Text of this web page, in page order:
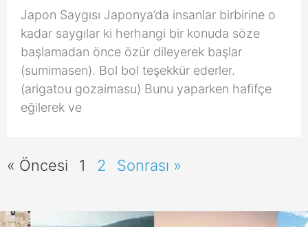
Japon Saygısı Japonya’da insanlar birbirine o
kadar saygılar ki herhangi bir konuda söze
başlamadan önce özür dileyerek başlar
(sumimasen). Bol bol teşekkür ederler.
(arigatou gozaimasu) Bunu yaparken hafifçe
eğilerek ve
« Öncesi 1 2 Sonrası »